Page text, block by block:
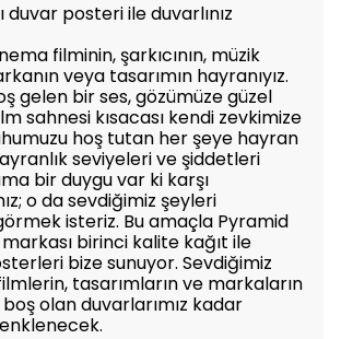
duvar posteri ile duvarlınız
filminin, şarkıcının, müzik
veya tasarımın hayranıyız.
gelen bir ses, gözümüze güzel
sahnesi kısacası kendi zevkimize
hoş tutan her şeye hayran
seviyeleri ve şiddetleri
bir duygu var ki karşı
o da sevdiğimiz şeyleri
isteriz. Bu amaçla Pyramid
birinci kalite kağıt ile
bize sunuyor. Sevdiğimiz
tasarımların ve markaların
olan duvarlarımız kadar